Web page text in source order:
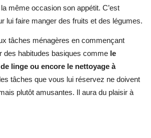
même occasion son appétit. C’est
lui faire manger des fruits et des légumes.
tâches ménagères en commençant
des habitudes basiques comme le
linge ou encore le nettoyage à
tâches que vous lui réservez ne doivent
plutôt amusantes. Il aura du plaisir à